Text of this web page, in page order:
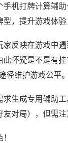
机打牌计算辅
，提升游戏体验
反映在游戏中
怀疑是不是有
径维护游戏公平。
生成专用辅助
对局），但需